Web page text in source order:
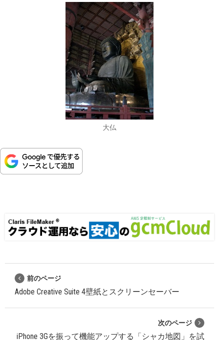
大仏
前のページ
Adobe Creative Suite 4壁紙とスクリーンセーバー
次のページ
iPhone 3Gを振って機能アップする「シャカ地図」を試